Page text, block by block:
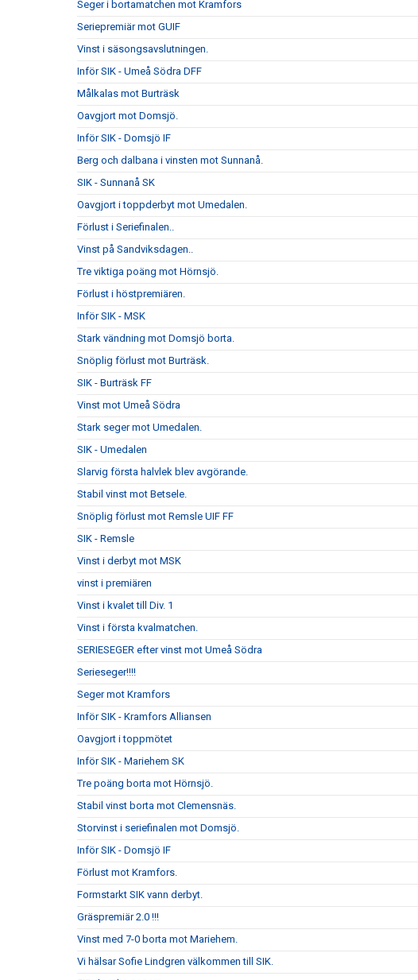
Seger i bortamatchen mot Kramfors
Seriepremiär mot GUIF
Vinst i säsongsavslutningen.
Inför SIK - Umeå Södra DFF
Målkalas mot Burträsk
Oavgjort mot Domsjö.
Inför SIK - Domsjö IF
Berg och dalbana i vinsten mot Sunnanå.
SIK - Sunnanå SK
Oavgjort i toppderbyt mot Umedalen.
Förlust i Seriefinalen..
Vinst på Sandviksdagen..
Tre viktiga poäng mot Hörnsjö.
Förlust i höstpremiären.
Inför SIK - MSK
Stark vändning mot Domsjö borta.
Snöplig förlust mot Burträsk.
SIK - Burträsk FF
Vinst mot Umeå Södra
Stark seger mot Umedalen.
SIK - Umedalen
Slarvig första halvlek blev avgörande.
Stabil vinst mot Betsele.
Snöplig förlust mot Remsle UIF FF
SIK - Remsle
Vinst i derbyt mot MSK
vinst i premiären
Vinst i kvalet till Div. 1
Vinst i första kvalmatchen.
SERIESEGER efter vinst mot Umeå Södra
Serieseger!!!!
Seger mot Kramfors
Inför SIK - Kramfors Alliansen
Oavgjort i toppmötet
Inför SIK - Mariehem SK
Tre poäng borta mot Hörnsjö.
Stabil vinst borta mot Clemensnäs.
Storvinst i seriefinalen mot Domsjö.
Inför SIK - Domsjö IF
Förlust mot Kramfors.
Formstarkt SIK vann derbyt.
Gräspremiär 2.0 !!!
Vinst med 7-0 borta mot Mariehem.
Vi hälsar Sofie Lindgren välkommen till SIK.